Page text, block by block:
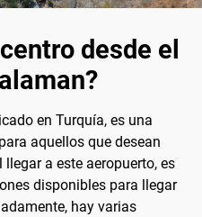
desde el
en Turquía, es una
aquellos que desean
a este aeropuerto, es
disponibles para llegar
hay varias